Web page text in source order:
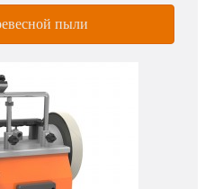
пыли